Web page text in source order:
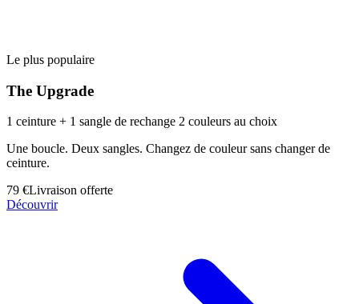
Le plus populaire
The Upgrade
1 ceinture + 1 sangle de rechange 2 couleurs au choix
Une boucle. Deux sangles. Changez de couleur sans changer de
ceinture.
79 €Livraison offerte
Découvrir